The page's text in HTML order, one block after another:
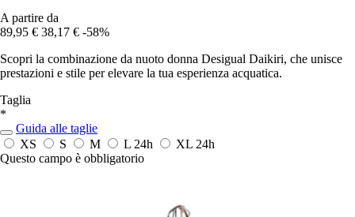
A partire da
89,95 € 38,17 € -58%
Scopri la combinazione da nuoto donna Desigual Daikiri, che unisce
prestazioni e stile per elevare la tua esperienza acquatica.
Taglia
*
Guida alle taglie
XS
S M L 24h XL 24h
Questo campo è obbligatorio